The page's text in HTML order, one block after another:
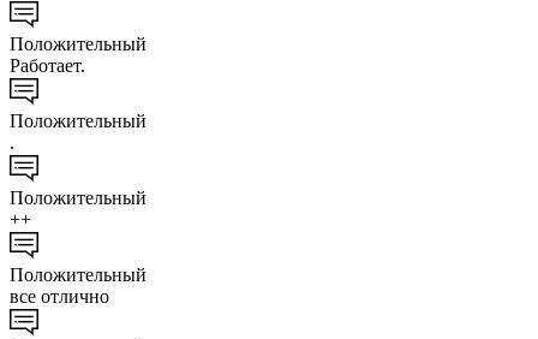
Положительный
Работает.
Положительный
.
Положительный
++
Положительный
все отлично